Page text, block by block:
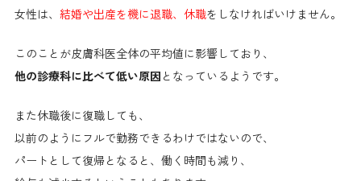
女性は、 結婚や出産を機に退職、休職をしなければいけません。
このことが皮膚科医全体の平均値に影響しており、
他の診療科に比べて低い原因 となっているようです。
また休職後に復職しても、
以前のようにフルで勤務できるわけではないので、
パートとして復帰となると、働く時間も減り、